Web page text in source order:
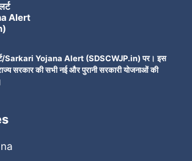
Alert
Sarkari Yojana Alert (SDSCWJP.in) पर। इस
सरकार की सभी नई और पुरानी सरकारी योजनाओं की